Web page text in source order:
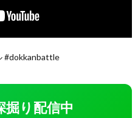
#dokkanbattle
掘り配信中